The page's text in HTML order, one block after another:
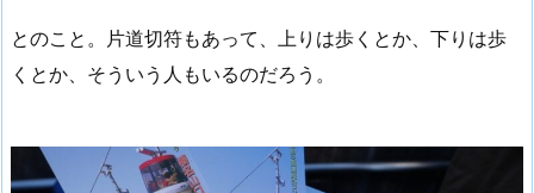
とのこと。片道切符もあって、上りは歩くとか、下りは歩
くとか、そういう人もいるのだろう。